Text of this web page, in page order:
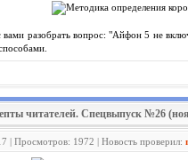
разобрать вопрос: "Айфон 5 не
читателей. Спецвыпуск №26
| Просмотров: 1972 | Новость проверил: